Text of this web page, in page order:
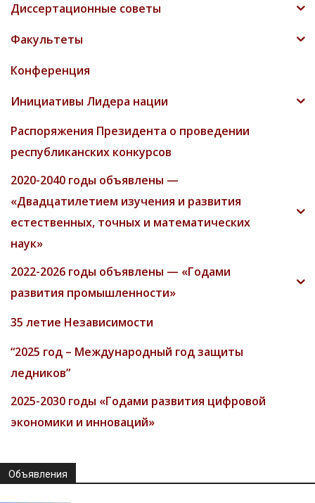
Диссертационные советы
Факультеты
Конференция
Инициативы Лидера нации
Распоряжения Президента о проведении
республиканских конкурсов
2020-2040 годы объявлены —
«Двадцатилетием изучения и развития
естественных, точных и математических
наук»
2022-2026 годы объявлены — «Годами
развития промышленности»
35 летие Независимости
“2025 год – Международный год защиты
ледников”
2025-2030 годы «Годами развития цифровой
экономики и инноваций»
Объявления